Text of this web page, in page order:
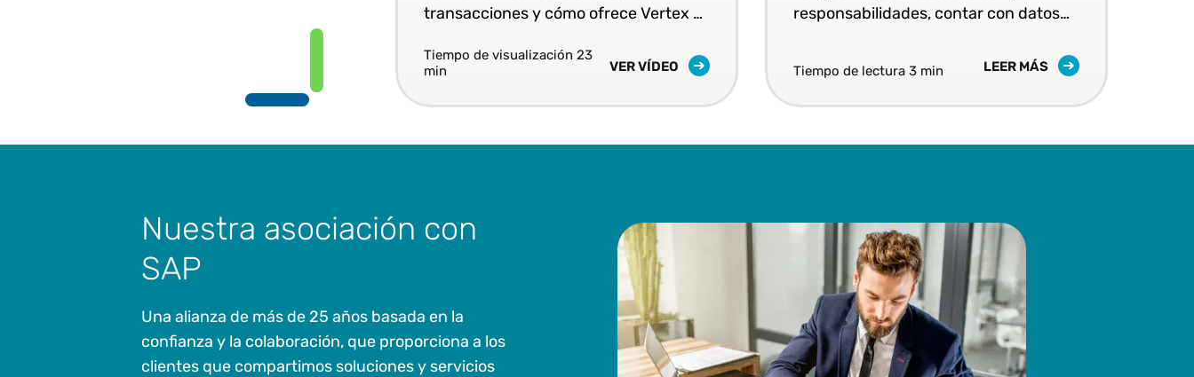
transacciones y cómo ofrece Vertex O
en tiempo real en todos sus sistemas
Tiempo de visualización 23
min
VER VÍDEO
responsabilidades, contar con datos
de un modelo escalable de
Tiempo de lectura 3 min LEER MÁS
Nuestra asociación con
SAP
Una alianza de más de 25 años basada en la
confianza y la colaboración, que proporciona a los
clientes que compartimos soluciones y servicios